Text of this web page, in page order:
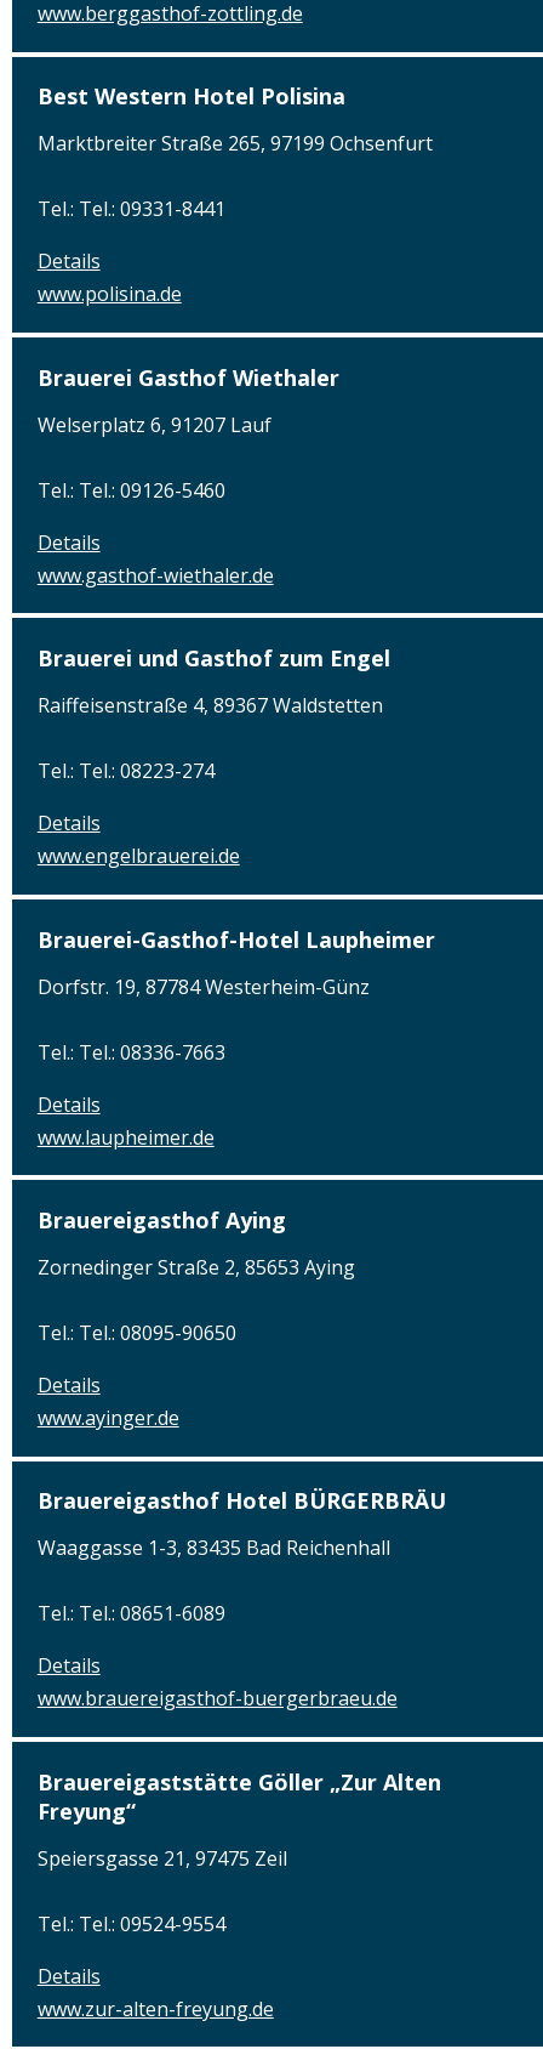
www.berggasthof-zottling.de
Best Western Hotel Polisina
Marktbreiter Straße 265, 97199 Ochsenfurt
Tel.: Tel.: 09331-8441
Details
www.polisina.de
Brauerei Gasthof Wiethaler
Welserplatz 6, 91207 Lauf
Tel.: Tel.: 09126-5460
Details
www.gasthof-wiethaler.de
Brauerei und Gasthof zum Engel
Raiffeisenstraße 4, 89367 Waldstetten
Tel.: Tel.: 08223-274
Details
www.engelbrauerei.de
Brauerei-Gasthof-Hotel Laupheimer
Dorfstr. 19, 87784 Westerheim-Günz
Tel.: Tel.: 08336-7663
Details
www.laupheimer.de
Brauereigasthof Aying
Zornedinger Straße 2, 85653 Aying
Tel.: Tel.: 08095-90650
Details
www.ayinger.de
Brauereigasthof Hotel BÜRGERBRÄU
Waaggasse 1-3, 83435 Bad Reichenhall
Tel.: Tel.: 08651-6089
Details
www.brauereigasthof-buergerbraeu.de
Brauereigaststätte Göller „Zur Alten
Freyung“
Speiersgasse 21, 97475 Zeil
Tel.: Tel.: 09524-9554
Details
www.zur-alten-freyung.de